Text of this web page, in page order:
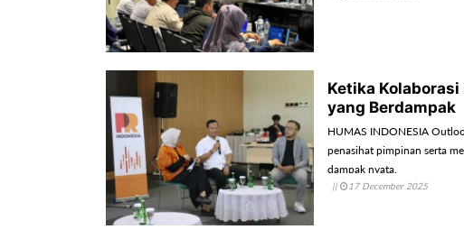
Ketika
yang Berdampak
HUMAS INDONESIA
penasihat pimpinan serta
dampak nyata.
|| 17 December 2025